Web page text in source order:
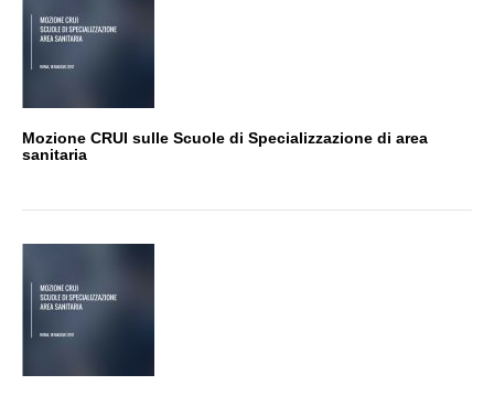
Mozione CRUI sulle Scuole di Specializzazione di area
sanitaria